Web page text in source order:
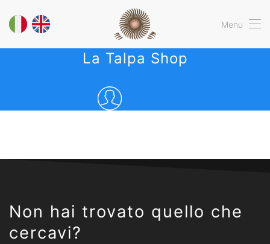
Menu
La Talpa Shop
Non hai trovato quello che
cercavi?